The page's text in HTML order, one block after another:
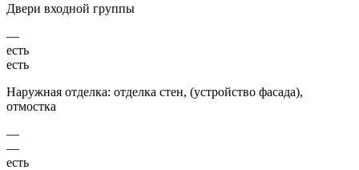
Двери входной группы
—
есть
есть
Наружная отделка: отделка стен, (устройство фасада),
отмостка
—
—
есть